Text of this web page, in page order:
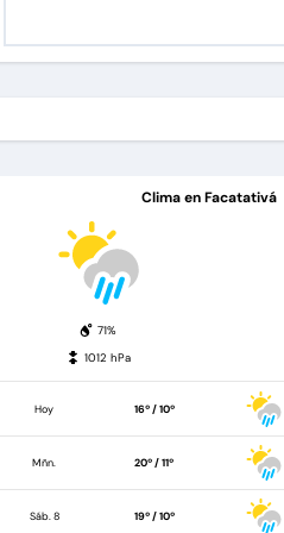
Clima en Facatativá
71%
1012 hPa
Hoy 16º / 10º
Mñn. 20º / 11º
Sáb. 8 19º / 10º